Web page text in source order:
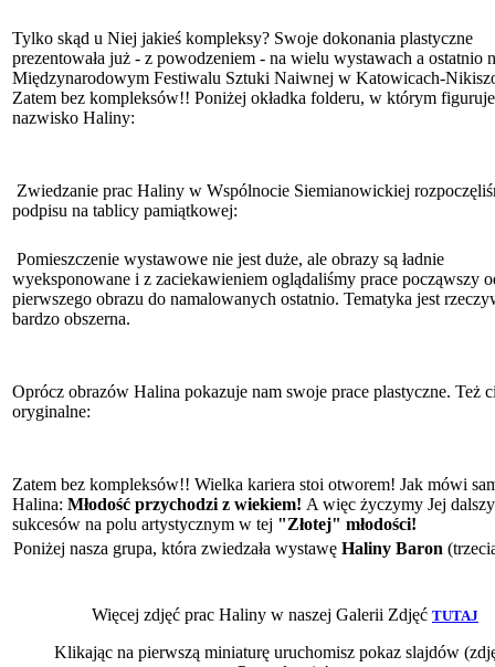
Tylko skąd u Niej jakieś kompleksy? Swoje dokonania plastyczne
prezentowała już - z powodzeniem - na wielu wystawach a ostatnio
Międzynarodowym Festiwalu Sztuki Naiwnej w Katowicach-
Zatem bez kompleksów!! Poniżej okładka folderu, w którym figuruje
nazwisko Haliny:
Zwiedzanie prac Haliny w Wspólnocie Siemianowickiej
podpisu na tablicy pamiątkowej:
Pomieszczenie wystawowe nie jest duże, ale obrazy są ładnie
wyeksponowane i z zaciekawieniem oglądaliśmy prace począwszy
pierwszego obrazu do namalowanych ostatnio. Tematyka jest
bardzo obszerna.
Oprócz obrazów Halina pokazuje nam swoje prace plastyczne. Też
oryginalne:
Zatem bez kompleksów!! Wielka kariera stoi otworem! Jak mówi
Halina: Młodość przychodzi z wiekiem! A więc życzymy Jej
sukcesów na polu artystycznym w tej "Złotej" młodości!
Poniżej nasza grupa, która zwiedzała wystawę Haliny Baron
Więcej zdjęć prac Haliny w naszej Galerii Zdjęć TUTAJ
Klikając na pierwszą miniaturę uruchomisz pokaz slajdów